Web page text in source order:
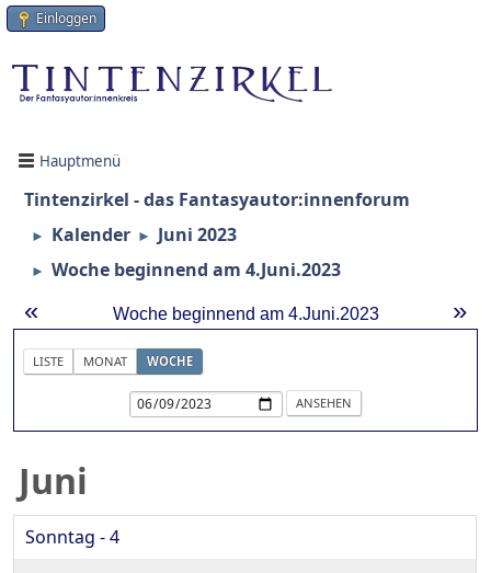
Einloggen
Hauptmenü
Tintenzirkel - das Fantasyautor:innenforum
► Kalender ► Juni 2023
► Woche beginnend am 4.Juni.2023
« »
Woche beginnend am 4.Juni.2023
LISTE MONAT WOCHE
Juni
Sonntag - 4